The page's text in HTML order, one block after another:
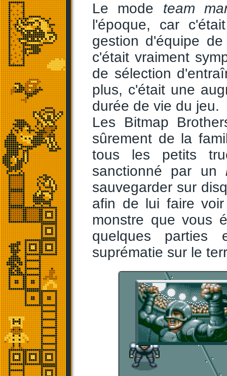
Le mode team
l'époque, car
gestion d'équipe
c'était vraiment
de sélection
plus, c'était une
durée de vie du jeu.
Les Bitmap
sûrement de la
tous les petits
sanctionné par un
sauvegarder sur
afin de lui faire
monstre que vous
quelques parties
suprématie sur le